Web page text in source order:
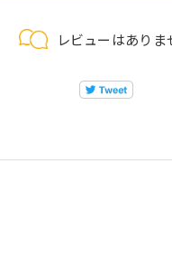
レビューはありま